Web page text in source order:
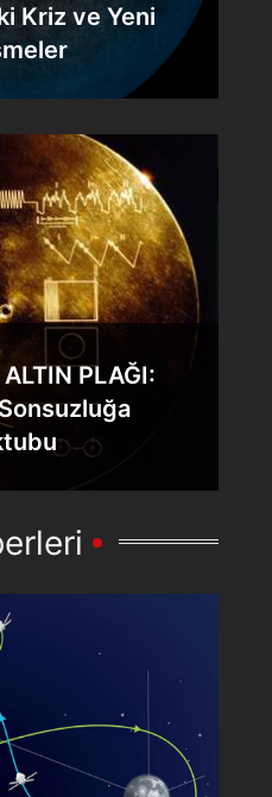
Kriz ve Yeni
ALTIN PLAĞI: